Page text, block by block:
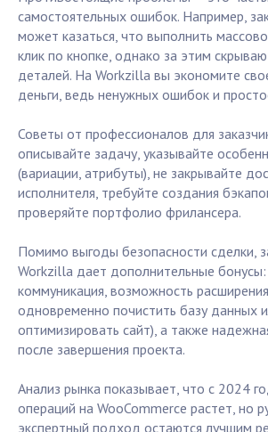
самостоятельных ошибок. Например,
может казаться, что выполнить
клик по кнопке, однако за этим
деталей. На Workzilla вы экономите
деньги, ведь ненужных ошибок и
Советы от профессионалов для
описывайте задачу, указывайте
(вариации, атрибуты), не закрывайте
исполнителя, требуйте создания
проверяйте портфолио фрилансера.
Помимо выгоды безопасности сделки,
Workzilla дает дополнительные бонусы:
коммуникация, возможность
одновременно почистить базу данных
оптимизировать сайт), а также
после завершения проекта.
Анализ рынка показывает, что с 2024
операций на WooCommerce растет, но
экспертный подход остаются лучшим